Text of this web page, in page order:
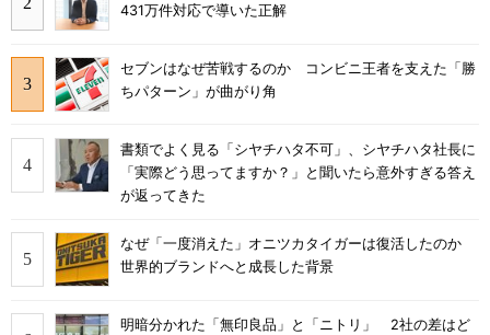
431万件対応で導いた正解
セブンはなぜ苦戦するのか コンビニ王者を支えた「勝
ちパターン」が曲がり角
書類でよく見る「シヤチハタ不可」、シヤチハタ社長に
「実際どう思ってますか？」と聞いたら意外すぎる答え
が返ってきた
なぜ「一度消えた」オニツカタイガーは復活したのか
世界的ブランドへと成長した背景
明暗分かれた「無印良品」と「ニトリ」 2社の差はど